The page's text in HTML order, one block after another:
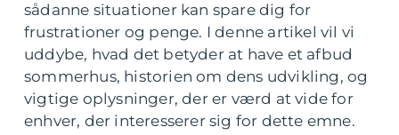
sådanne situationer kan spare dig for
frustrationer og penge. I denne artikel vil vi
uddybe, hvad det betyder at have et afbud
sommerhus, historien om dens udvikling, og
vigtige oplysninger, der er værd at vide for
enhver, der interesserer sig for dette emne.